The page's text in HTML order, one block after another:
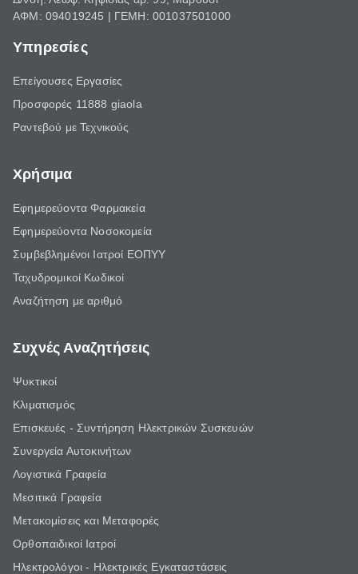
ΑΦΜ: 094019245 | ΓΕΜΗ: 001037501000
Υπηρεσίες
Επείγουσες Εργασίες
Προσφορές 11888 giaola
Ραντεβού με Τεχνικούς
Χρήσιμα
Εφημερεύοντα Φαρμακεία
Εφημερεύοντα Νοσοκομεία
Συμβεβλημένοι Ιατροί ΕΟΠΥΥ
Ταχυδρομικοί Κωδικοί
Αναζήτηση με αριθμό
Συχνές Αναζητήσεις
Ψυκτικοί
Κλιματισμός
Επισκευές - Συντήρηση Ηλεκτρικών Συσκευών
Συνεργεία Αυτοκινήτων
Λογιστικά Γραφεία
Μεσιτικά Γραφεία
Μετακομίσεις και Μεταφορές
Ορθοπαιδικοί Ιατροί
Ηλεκτρολόγοι - Ηλεκτρικές Εγκαταστάσεις